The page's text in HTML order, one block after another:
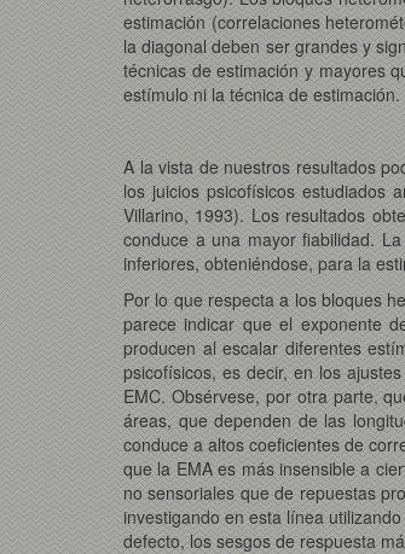
estimación (correlaciones
la diagonal deben ser grandes y
técnicas de estimación y mayores
estímulo ni la técnica de estimación.
A la vista de nuestros resultados
los juicios psicofísicos estudiados
Villarino, 1993). Los resultados
conduce a una mayor fiabilidad.
inferiores, obteniéndose, para la
Por lo que respecta a los bloques
parece indicar que el exponente
producen al escalar diferentes
psicofísicos, es decir, en los
EMC. Obsérvese, por otra parte,
áreas, que dependen de las
conduce a altos coeficientes de
que la EMA es más insensible a
no sensoriales que de repuestas
investigando en esta línea
defecto, los sesgos de respuesta